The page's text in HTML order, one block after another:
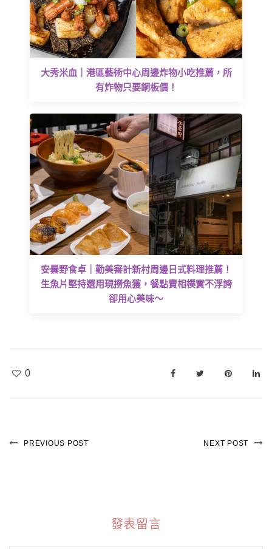
大秀米血｜港區藝術中心周邊炸物小吃推薦，所
有炸物只要銅板價！
安曇野食卓｜勤美審計新村周邊日式料理推薦！
生魚片堅持選用現撈魚獲，餐點賣相樸實不浮誇
卻用心美味～
0
PREVIOUS POST NEXT POST
發表留言